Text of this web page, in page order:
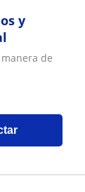
y
de